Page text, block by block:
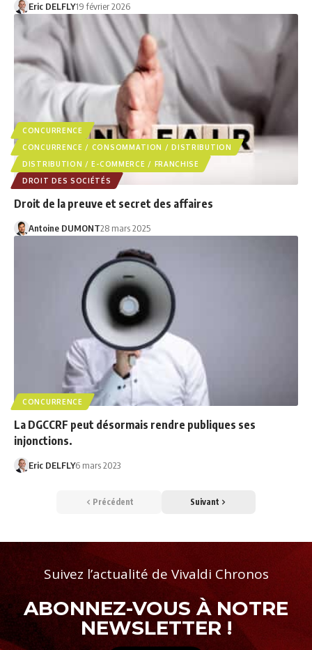
Eric DELFLY19 février 2026
CONCURRENCE
CONCURRENCE / CONSOMMATION / DISTRIBUTION
DISTRIBUTION / E-COMMERCE / FRANCHISE
DROIT DES SOCIÉTÉS
Droit de la preuve et secret des affaires
Antoine DUMONT28 mars 2025
CONCURRENCE
La DGCCRF peut désormais rendre publiques ses
injonctions.
Eric DELFLY6 mars 2023
Précédent Suivant
Suivez l’actualité de Vivaldi Chronos
ABONNEZ-VOUS À NOTRE
NEWSLETTER !